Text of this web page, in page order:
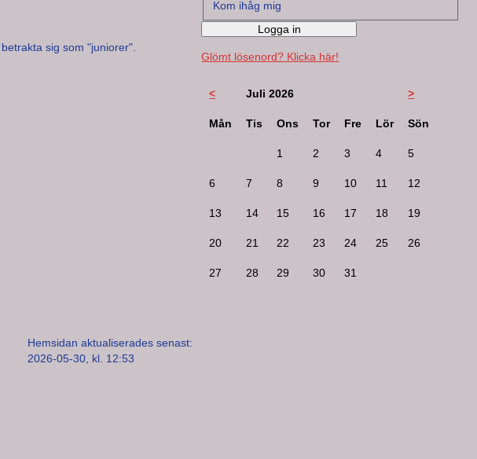
sig som "juniorer".
Kom ihåg mig
Logga in
Glömt lösenord? Klicka här!
< Juli 2026 >
Mån Tis Ons Tor Fre Lör Sön
1 2 3 4 5
6 7 8 9 10 11 12
13 14 15 16 17 18 19
20 21 22 23 24 25 26
27 28 29 30 31
Hemsidan aktualiserades senast:
2026-05-30, kl. 12:53